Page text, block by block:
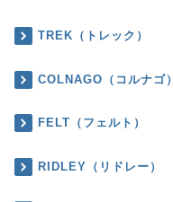
TREK（トレック）
COLNAGO（コルナゴ）
FELT（フェルト）
RIDLEY（リドレー）